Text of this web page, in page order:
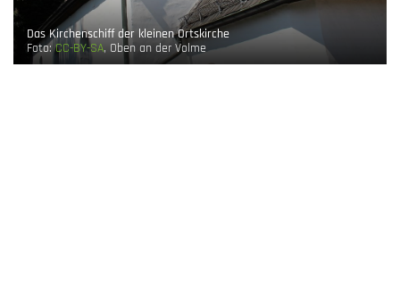
Das Kirchenschiff der kleinen Ortskirche
Foto:CC-BY-SA, Oben an der Volme